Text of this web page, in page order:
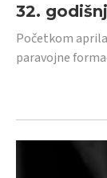
32.
Početkom
paravojne